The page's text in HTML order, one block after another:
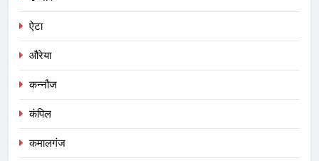
ऐटा
औरेया
कन्नौज
कंपिल
कमालगंज